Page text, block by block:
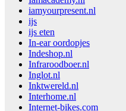
iamyourpresent.nl
ijs
ijs eten
In-ear oordopjes
Indeshop.nl
Infraroodboer.nl
Inglot.nl
Inktwereld.nl
Interhome.nl
Internet-bikes.com